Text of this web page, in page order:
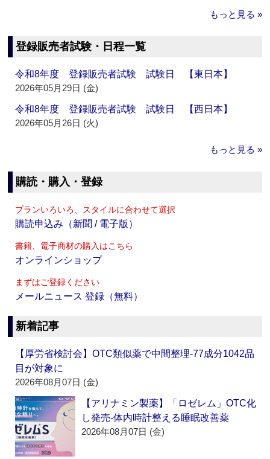
もっと見る »
登録販売者試験・日程一覧
令和8年度 登録販売者試験 試験日 【東日本】
2026年05月29日 (金)
令和8年度 登録販売者試験 試験日 【西日本】
2026年05月26日 (火)
もっと見る »
購読・購入・登録
プランいろいろ、スタイルに合わせて選択
購読申込み（新聞 / 電子版）
書籍、電子商材の購入はこちら
オンラインショップ
まずはご登録ください
メールニュース 登録（無料）
新着記事
【厚労省検討会】OTC類似薬で中間整理‐77成分1042品
目が対象に
2026年08月07日 (金)
【アリナミン製薬】「ロゼレム」OTC化
し発売‐体内時計整える睡眠改善薬
2026年08月07日 (金)